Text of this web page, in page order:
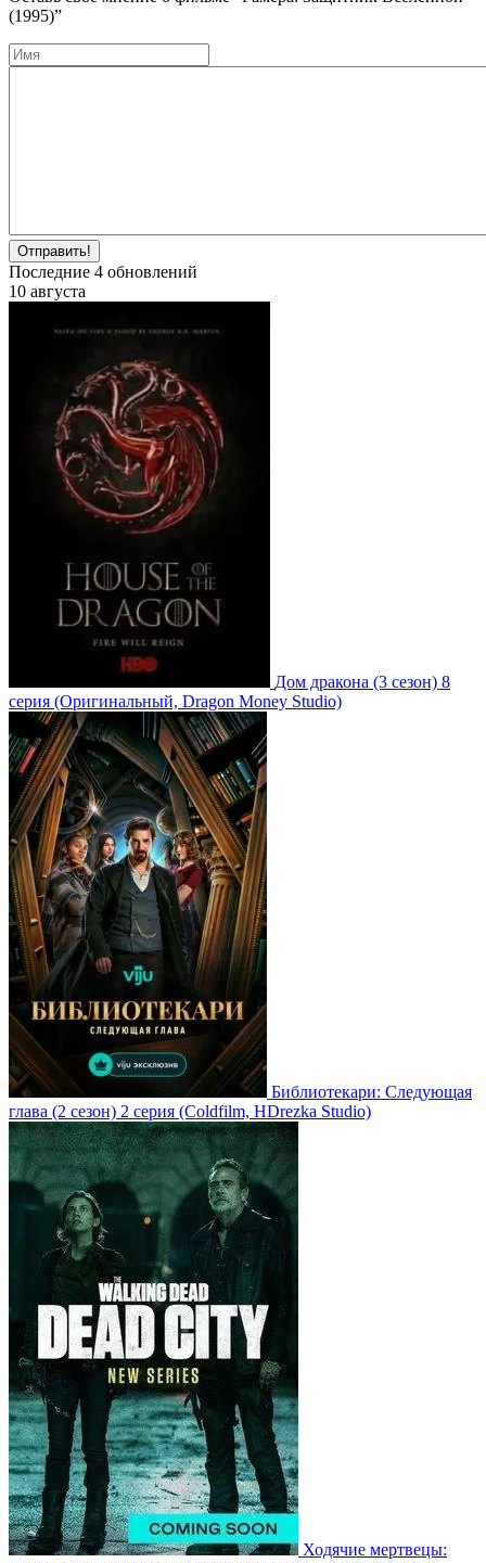
(1995)”
Отправить!
Последние 4 обновлений
10 августа
Дом дракона (3 сезон) 8
серия (Оригинальный, Dragon Money Studio)
Библиотекари: Следующая
глава (2 сезон) 2 серия (Coldfilm, HDrezka Studio)
Ходячие мертвецы: